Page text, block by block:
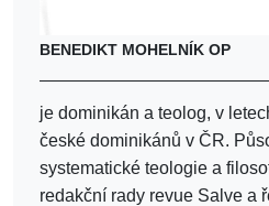
BENEDIKT MOHELNÍK OP
je dominikán a teolog, v
české dominikánů v ČR.
systematické teologie a
redakční rady revue Salve a